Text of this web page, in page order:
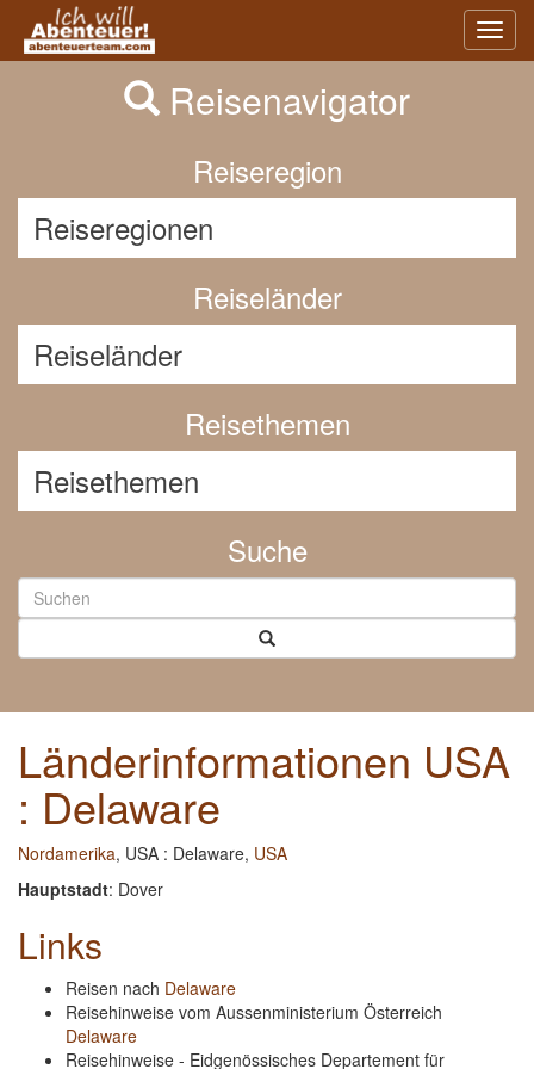
Previous
Reisenavigator
Reiseregion
Reiseländer
Reisethemen
Suche
Länderinformationen USA
: Delaware
Nordamerika, USA : Delaware, USA
Hauptstadt: Dover
Links
Reisen nach Delaware
Reisehinweise vom Aussenministerium Österreich
Delaware
Reisehinweise - Eidgenössisches Departement für